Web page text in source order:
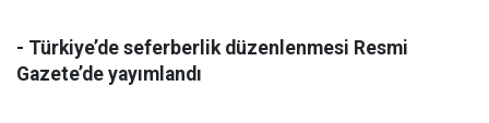
- Türkiye’de seferberlik düzenlenmesi Resmi
Gazete’de yayımlandı